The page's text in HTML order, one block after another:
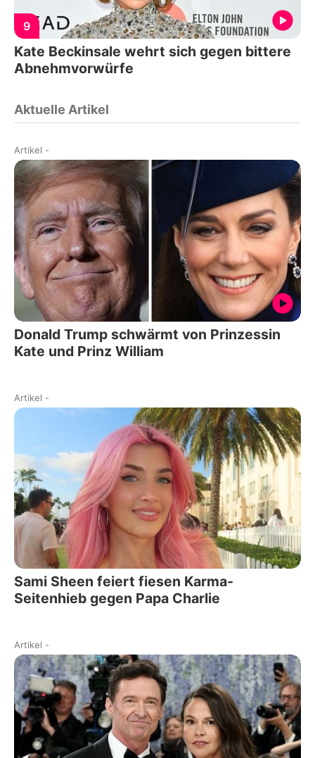
9
Kate Beckinsale wehrt sich gegen bittere
Abnehmvorwürfe
Aktuelle Artikel
Artikel -
Donald Trump schwärmt von Prinzessin
Kate und Prinz William
Artikel -
Sami Sheen feiert fiesen Karma-
Seitenhieb gegen Papa Charlie
Artikel -